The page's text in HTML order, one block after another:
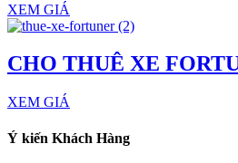
XEM GIÁ
CHO THUÊ XE
XEM GIÁ
Ý kiến Khách Hàng